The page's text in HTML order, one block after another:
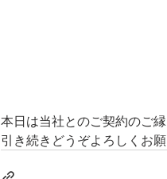
本日は当社とのご契約のご
引き続きどうぞよろしくお願